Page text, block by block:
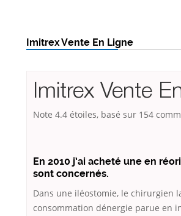
Imitrex Vente En Ligne
Imitrex Vente
Note 4.4 étoiles, basé sur 154
En 2010 j’ai acheté une en
sont concernés.
Dans une iléostomie, le chirurgien
consommation dénergie parue en